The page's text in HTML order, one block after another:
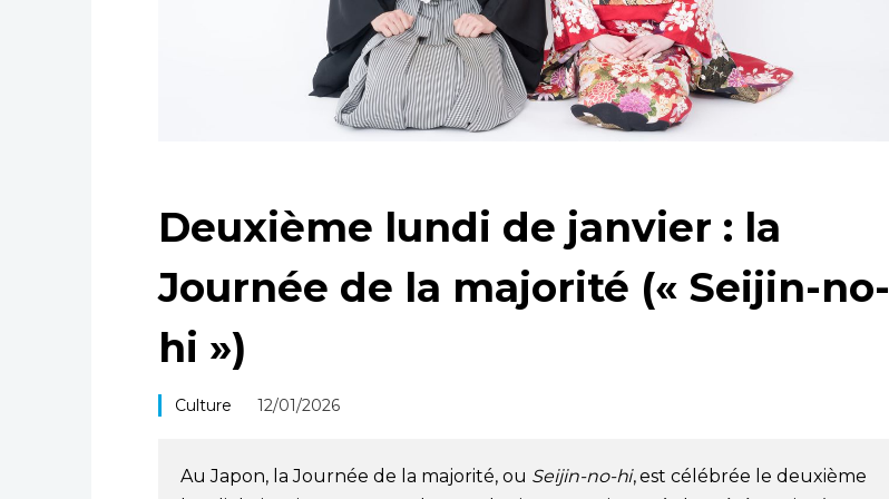
Deuxième lundi de janvier : la
Journée de la majorité (« Seijin-no-
hi »)
Culture 12/01/2026
Au Japon, la Journée de la majorité, ou Seijin-no-hi, est célébrée le deuxième